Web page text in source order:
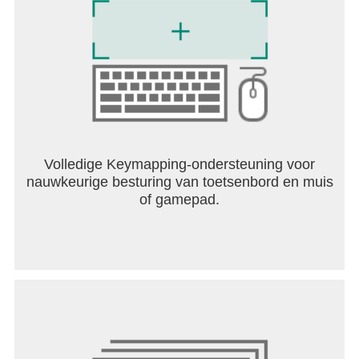
Volledige Keymapping-ondersteuning voor
nauwkeurige besturing van toetsenbord en muis
of gamepad.